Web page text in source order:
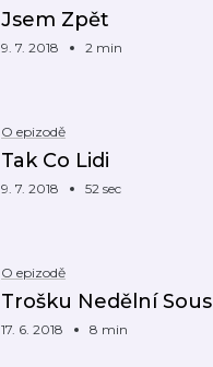
Jsem Zpět
9. 7. 2018 2 min
O epizodě
Tak Co Lidi
9. 7. 2018 52 sec
O epizodě
Trošku Nedělní Sous
17. 6. 2018 8 min